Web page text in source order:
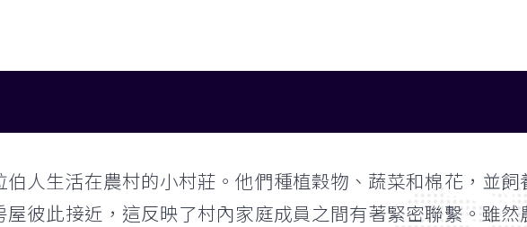
伯人生活在農村的小村莊。他們種植穀物、蔬菜和棉花，並
屋彼此接近，這反映了村內家庭成員之間有著緊密聯繫。雖